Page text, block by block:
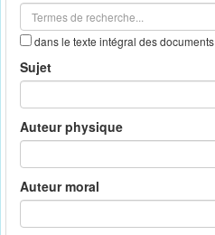
dans le texte intégral des documents
Sujet
Auteur physique
Auteur moral